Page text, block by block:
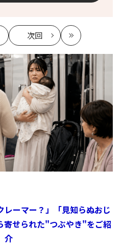
次回
記
事
へ
最
新
レーマー？」「見知らぬおじ
せられた"つぶやき"をご紹
介